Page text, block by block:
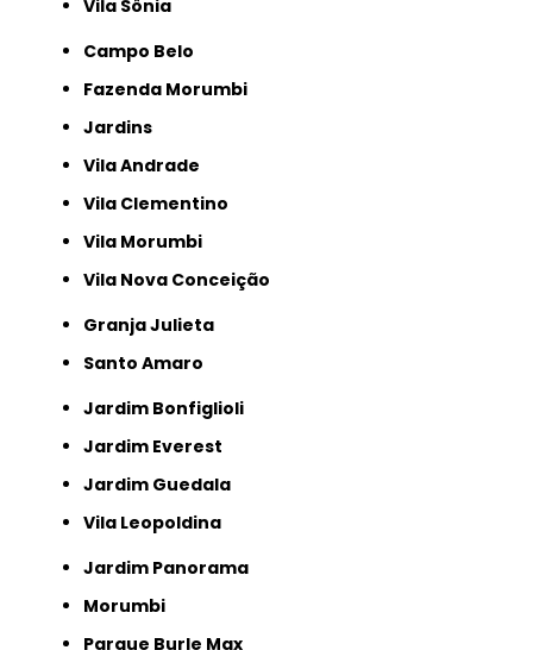
Vila Sônia
Campo Belo
Fazenda Morumbi
Jardins
Vila Andrade
Vila Clementino
Vila Morumbi
Vila Nova Conceição
Granja Julieta
Santo Amaro
Jardim Bonfiglioli
Jardim Everest
Jardim Guedala
Vila Leopoldina
Jardim Panorama
Morumbi
Parque Burle Max